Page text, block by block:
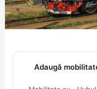
Adaugă